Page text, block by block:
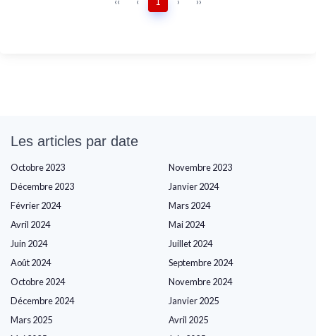
Les articles par date
Octobre 2023
Novembre 2023
Décembre 2023
Janvier 2024
Février 2024
Mars 2024
Avril 2024
Mai 2024
Juin 2024
Juillet 2024
Août 2024
Septembre 2024
Octobre 2024
Novembre 2024
Décembre 2024
Janvier 2025
Mars 2025
Avril 2025